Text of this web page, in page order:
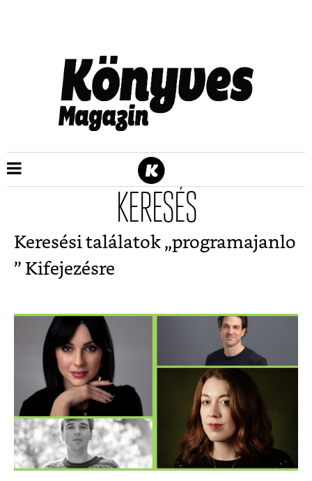
KERESÉS
Keresési találatok „programajanlo
” Kifejezésre